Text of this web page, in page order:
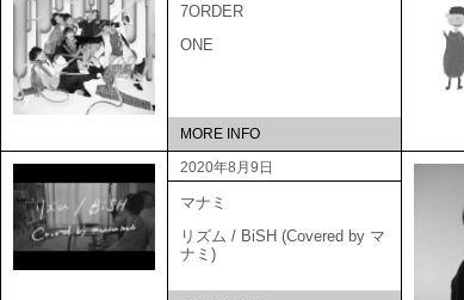
7ORDER
ONE
MORE INFO
2020年8月9日
マナミ
リズム / BiSH (Covered by マ
ナミ)